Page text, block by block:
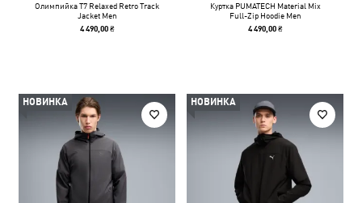
Олимпийка T7 Relaxed Retro Track
Jacket Men
4 490,00 ₴
Куртка PUMATECH Material Mix
Full-Zip Hoodie Men
4 490,00 ₴
НОВИНКА НОВИНКА